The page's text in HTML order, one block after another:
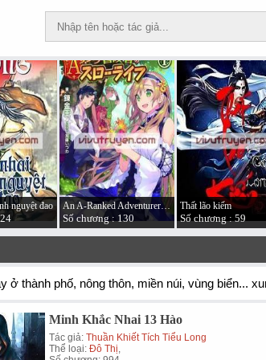
nguyệt đao An A-Ranked Adventurer’s “Slow-living”
Số chương : 130
Thất lão kiếm
Số chương : 59
thành phố, nông thôn, miền núi, vùng biển...
Minh Khắc Nhai 13 Hào
Tác giả:Thuần Khiết Tích Tiểu Long
Thể loại:Đô Thị